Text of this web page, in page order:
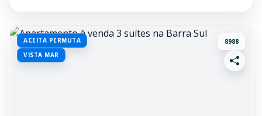
ACEITA PERMUTA
VISTA MAR
8988